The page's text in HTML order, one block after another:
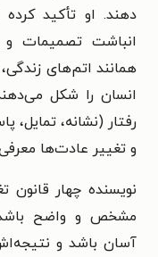
دهند. او تأکید
انباشت تصمیمات و
همانند اتم‌های
انسان را شکل
رفتار (نشانه، تمایل،
و تغییر عادت‌ها
نویسنده چهار قانون
مشخص و واضح
آسان باشد و